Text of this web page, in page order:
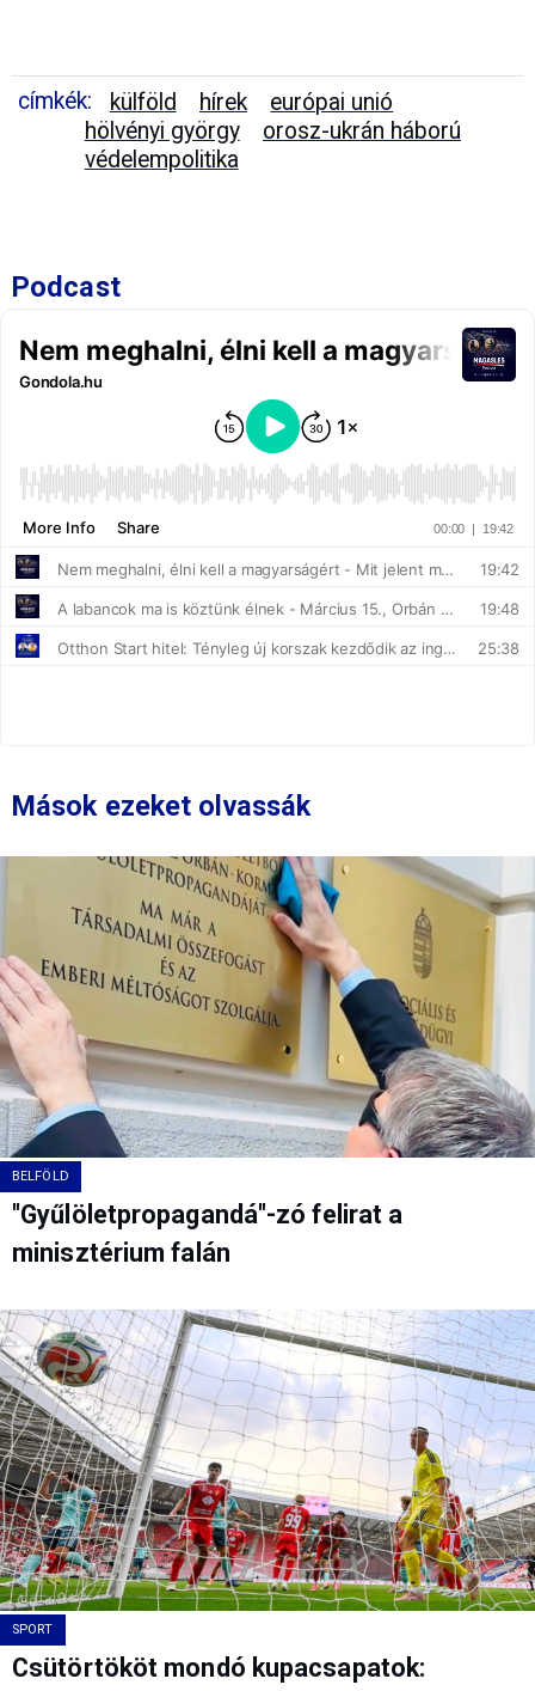
címkék: külföld hírek
európai unió
hölvényi györgy
orosz-ukrán háború
védelempolitika
Podcast
Mások ezeket olvassák
BELFÖLD
"Gyűlöletpropagandá"-zó felirat a
minisztérium falán
SPORT
Csütörtököt mondó kupacsapatok: